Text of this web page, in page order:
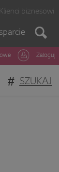
Klienci biznesowi
Zaloguj
# SZUKAJ